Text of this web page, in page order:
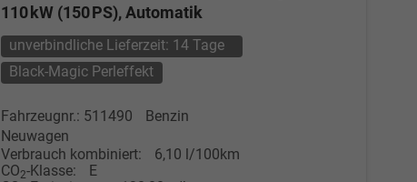
110 kW (150 PS), Automatik
unverbindliche Lieferzeit: 14 Tage
Black-Magic Perleffekt
Fahrzeugnr.: 511490
Benzin
Neuwagen
Verbrauch kombiniert:
6,10 l/100km
CO2-Klasse:
E